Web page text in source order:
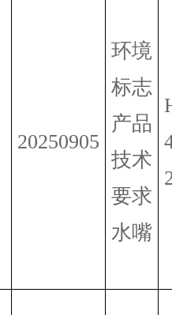
20250905
环境
标志
产品
技术
要求
水嘴